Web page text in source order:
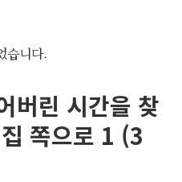
습니다.
버린 시간을 찾
쪽으로 1 (3